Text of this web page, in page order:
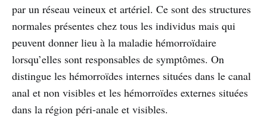
par un réseau veineux et artériel. Ce sont des structures
normales présentes chez tous les individus mais qui
peuvent donner lieu à la maladie hémorroïdaire
lorsqu’elles sont responsables de symptômes. On
distingue les hémorroïdes internes situées dans le canal
anal et non visibles et les hémorroïdes externes situées
dans la région péri-anale et visibles.